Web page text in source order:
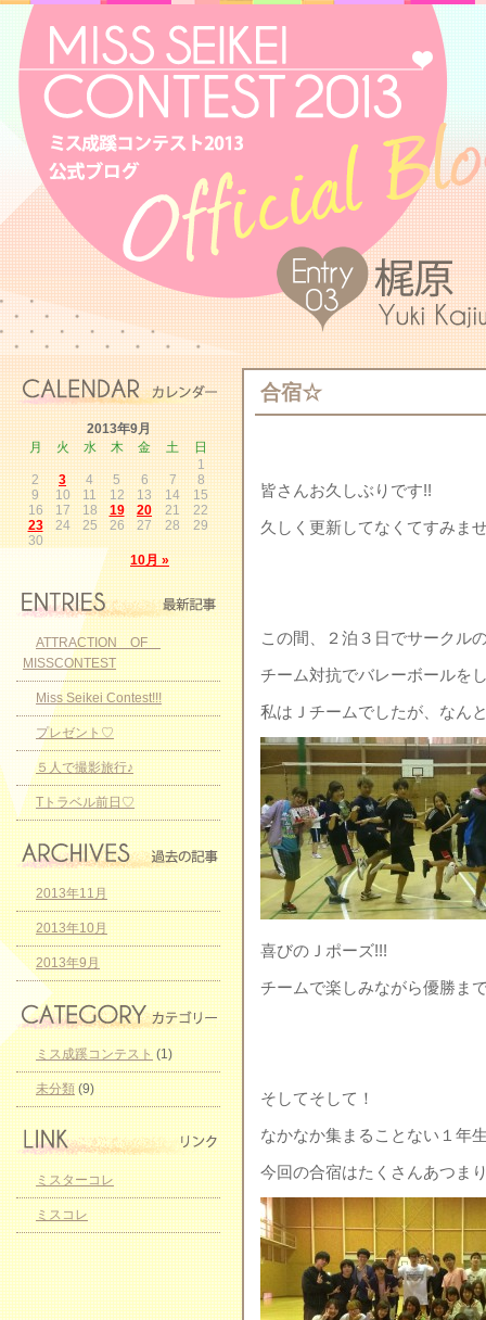
合宿☆
皆さんお久しぶりです!!
久しく更新してなくてすみま
この間、２泊３日でサークル
チーム対抗でバレーボールを
私はＪチームでしたが、なん
喜びのＪポーズ!!!
チームで楽しみながら優勝ま
そしてそして！
なかなか集まることない１年
今回の合宿はたくさんあつま
2013年9月
月
火 水 木 金 土 日
10月 »
1
2
3 4 5 6 7
8
9
10 11 12 13 14
15
16
17 18 19 20 21
22
23
24 25 26 27 28
29
30
ATTRACTION OF
MISSCONTEST
Miss Seikei Contest!!!
プレゼント♡
５人で撮影旅行♪
Tトラベル前日♡
2013年11月
2013年10月
2013年9月
ミス成蹊コンテスト(1)
未分類(9)
ミスターコレ
ミスコレ